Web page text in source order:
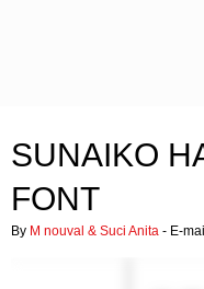
SUNAIKO
FONT
By M nouval & Suci Anita - E-